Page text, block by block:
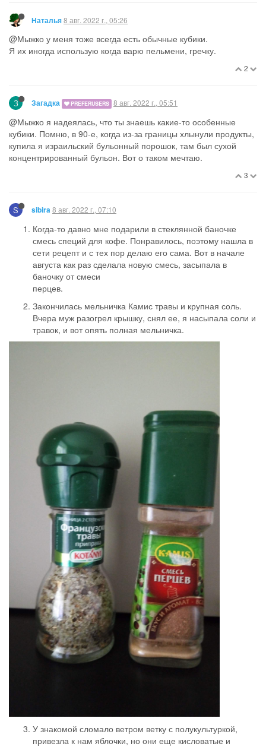
Наталья8 авг. 2022 г., 05:26
@Мыжко у меня тоже всегда есть обычные кубики.
Я их иногда использую когда варю пельмени, гречку.
2
З Загадка PREFERUSERS 8 авг. 2022 г., 05:51
@Мыжко я надеялась, что ты знаешь какие-то особенные
кубики. Помню, в 90-е, когда из-за границы хлынули продукты,
купила я израильский бульонный порошок, там был сухой
концентрированный бульон. Вот о таком мечтаю.
3
S sibira 8 авг. 2022 г., 07:10
Когда-то давно мне подарили в стеклянной баночке
смесь специй для кофе. Понравилось, поэтому нашла в
сети рецепт и с тех пор делаю его сама. Вот в начале
августа как раз сделала новую смесь, засыпала в
баночку от смеси
перцев.
Закончилась мельничка Камис травы и крупная соль.
Вчера муж разогрел крышку, снял ее, я насыпала соли и
травок, и вот опять полная мельничка.
У знакомой сломало ветром ветку с полукультуркой,
привезла к нам яблочки, но они еще кисловатые и